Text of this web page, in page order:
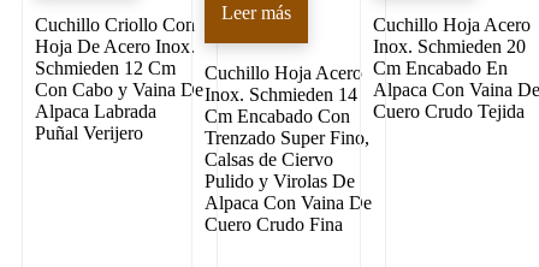
Cuchillo Criollo Con
Hoja De Acero Inox.
Schmieden 12 Cm
Con Cabo y Vaina De
Alpaca Labrada
Puñal Verijero
Leer más
Cuchillo Hoja Acero
Inox. Schmieden 14
Cm Encabado Con
Trenzado Super Fino,
Calsas de Ciervo
Pulido y Virolas De
Alpaca Con Vaina De
Cuero Crudo Fina
Cuchillo Hoja Acero
Inox. Schmieden 20
Cm Encabado En
Alpaca Con Vaina
Cuero Crudo Tejida